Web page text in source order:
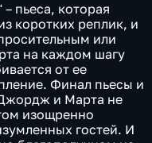
пьеса, которая
коротких реплик, и
или
на каждом шагу
от ее
Финал пьесы и
и Марта не
изощренно
гостей. И